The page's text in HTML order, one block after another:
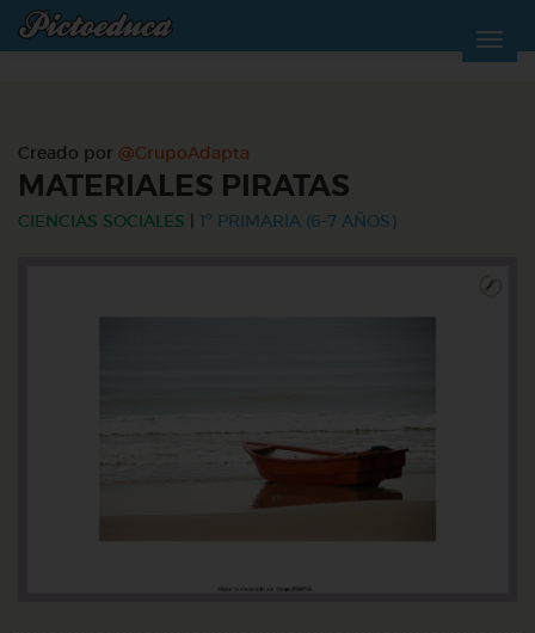
Creado por @GrupoAdapta
MATERIALES PIRATAS
CIENCIAS SOCIALES 1º PRIMARIA (6-7 AÑOS)